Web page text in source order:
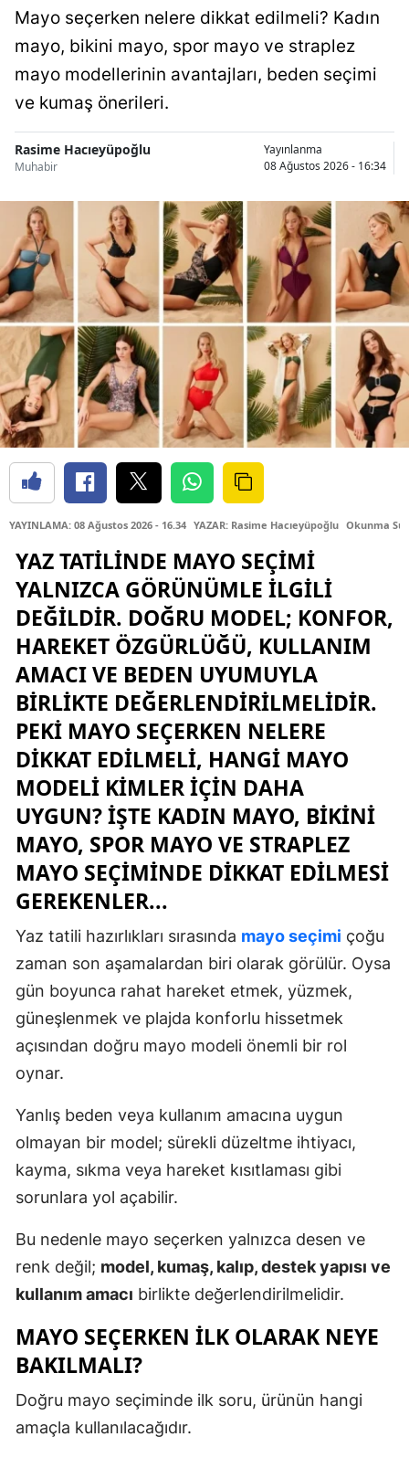
Mayo seçerken nelere dikkat edilmeli? Kadın
mayo, bikini mayo, spor mayo ve straplez
mayo modellerinin avantajları, beden seçimi
ve kumaş önerileri.
Rasime Hacıeyüpoğlu
Muhabir
Yayınlanma
08 Ağustos 2026 - 16:34
YAYINLAMA: 08 Ağustos 2026 - 16.34 YAZAR: Rasime Hacıeyüpoğlu Okunma
YAZ TATILINDE MAYO SEÇIMI
YALNIZCA GÖRÜNÜMLE ILGILI
DEĞILDIR. DOĞRU MODEL; KONFOR,
HAREKET ÖZGÜRLÜĞÜ, KULLANIM
AMACI VE BEDEN UYUMUYLA
BIRLIKTE DEĞERLENDIRILMELIDIR.
PEKI MAYO SEÇERKEN NELERE
DIKKAT EDILMELI, HANGI MAYO
MODELI KIMLER IÇIN DAHA
UYGUN? İŞTE KADIN MAYO, BIKINI
MAYO, SPOR MAYO VE STRAPLEZ
MAYO SEÇIMINDE DIKKAT EDILMESI
GEREKENLER...
Yaz tatili hazırlıkları sırasında mayo seçimi çoğu
zaman son aşamalardan biri olarak görülür. Oysa
gün boyunca rahat hareket etmek, yüzmek,
güneşlenmek ve plajda konforlu hissetmek
açısından doğru mayo modeli önemli bir rol
oynar.
Yanlış beden veya kullanım amacına uygun
olmayan bir model; sürekli düzeltme ihtiyacı,
kayma, sıkma veya hareket kısıtlaması gibi
sorunlara yol açabilir.
Bu nedenle mayo seçerken yalnızca desen ve
renk değil; model, kumaş, kalıp, destek yapısı ve
kullanım amacı birlikte değerlendirilmelidir.
MAYO SEÇERKEN İLK OLARAK NEYE
BAKILMALI?
Doğru mayo seçiminde ilk soru, ürünün hangi
amaçla kullanılacağıdır.